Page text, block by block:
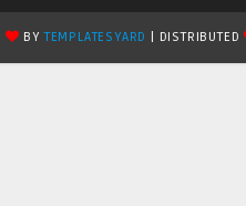
BYTEMPLATESYARD | DISTRIBUTED